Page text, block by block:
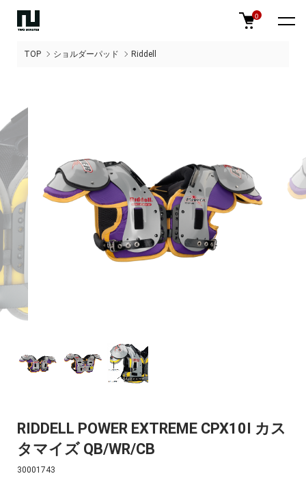
0
TOP ショルダーパッド Riddell
RIDDELL POWER EXTREME CPX10I カス
タマイズ QB/WR/CB
30001743